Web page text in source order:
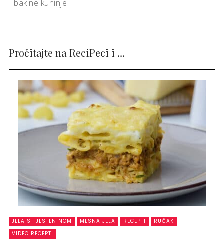
bakine kuhinje
Pročitajte na ReciPeci i …
JELA S TJESTENINOM MESNA JELA RECEPTI
RUČAK
VIDEO RECEPTI